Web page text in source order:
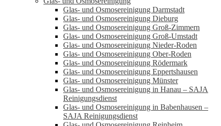
Glas- und Osmosereinigung Darmstadt
Glas- und Osmosereinigung Dieburg
Glas- und Osmosereinigung Groß-Zimmern
Glas- und Osmosereinigung Groß-Umstadt
Glas- und Osmosereinigung Nieder-Roden
Glas- und Osmosereinigung Ober-Roden
Glas- und Osmosereinigung Rödermark
Glas- und Osmosereinigung Eppertshausen
Glas- und Osmosereinigung Münster
Glas- und Osmosereinigung in Hanau – SAJA
Reinigungsdienst
Glas- und Osmosereinigung in Babenhausen –
SAJA Reinigungsdienst